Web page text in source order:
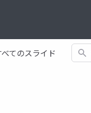
べてのスライド 検索